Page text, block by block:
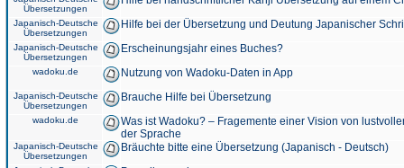
Übersetzungen
Japanisch-Deutsche
Übersetzungen
Hilfe bei der Übersetzung und Deutung Japanischer
Japanisch-Deutsche
Übersetzungen
Erscheinungsjahr eines Buches?
wadoku.de Nutzung von Wadoku-Daten in App
Japanisch-Deutsche
Übersetzungen
Brauche Hilfe bei Übersetzung
wadoku.de
Was ist Wadoku? – Fragemente einer Vision von
der Sprache
Japanisch-Deutsche
Übersetzungen
Bräuchte bitte eine Übersetzung (Japanisch - Deutsch)